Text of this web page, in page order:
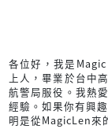
各位好，我是
上人，畢業於台中
航警局服役。我熱
經驗。如果你有興
明是從MagicLen來